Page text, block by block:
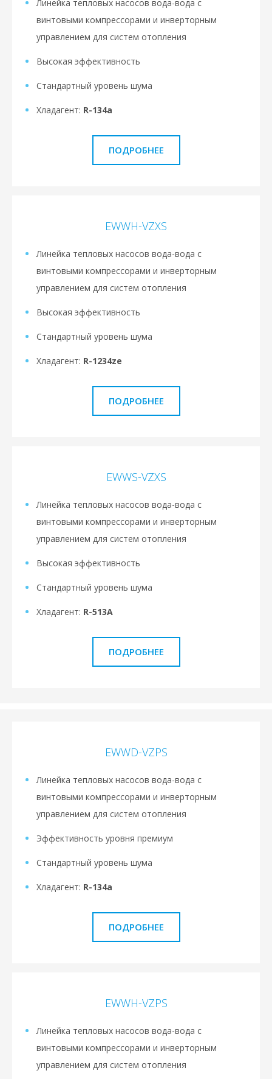
Линейка тепловых насосов вода-вода с
винтовыми компрессорами и инверторным
управлением для систем отопления
Высокая эффективность
Стандартный уровень шума
Хладагент: R-134a
ПОДРОБНЕЕ
EWWH-VZXS
Линейка тепловых насосов вода-вода с
винтовыми компрессорами и инверторным
управлением для систем отопления
Высокая эффективность
Стандартный уровень шума
Хладагент: R-1234ze
ПОДРОБНЕЕ
EWWS-VZXS
Линейка тепловых насосов вода-вода с
винтовыми компрессорами и инверторным
управлением для систем отопления
Высокая эффективность
Стандартный уровень шума
Хладагент: R-513A
ПОДРОБНЕЕ
EWWD-VZPS
Линейка тепловых насосов вода-вода с
винтовыми компрессорами и инверторным
управлением для систем отопления
Эффективность уровня премиум
Стандартный уровень шума
Хладагент: R-134a
ПОДРОБНЕЕ
EWWH-VZPS
Линейка тепловых насосов вода-вода с
винтовыми компрессорами и инверторным
управлением для систем отопления